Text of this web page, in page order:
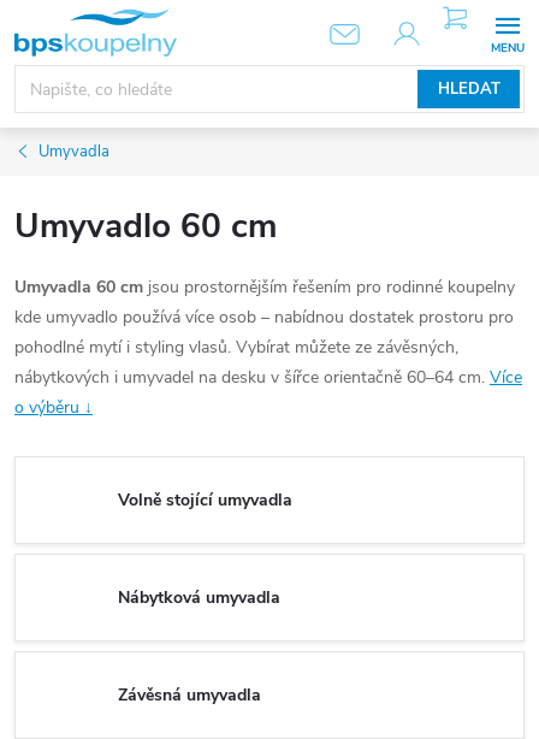
obsah
HLEDAT
NÁKUPNÍ
KOŠÍK
Umyvadla
Umyvadlo 60 cm
Umyvadla 60 cm jsou prostornějším řešením pro rodinné koupelny
kde umyvadlo používá více osob – nabídnou dostatek prostoru pro
pohodlné mytí i styling vlasů. Vybírat můžete ze závěsných,
nábytkových i umyvadel na desku v šířce orientačně 60–64 cm. Více
o výběru ↓
Volně stojící umyvadla
Nábytková umyvadla
Závěsná umyvadla